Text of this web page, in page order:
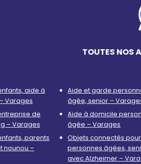
TOUTES NOS
aide à
Varages
de
– Varages
parents
nounou –
Aide et garde
âgée, senior –
Aide à domicile
âgée – Varages
Objets connectés
personnes âgées,
avec Alzheimer –